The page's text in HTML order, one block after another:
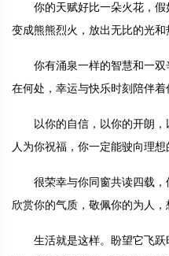
你的天赋好比一朵火花，假
变成熊熊烈火，放出无比的光
你有涌泉一样的智慧和一双
在何处，幸运与快乐时刻陪伴着
以你的自信，以你的开朗，
人为你祝福，你一定能驶向理
很荣幸与你同窗共读四载，
欣赏你的气质，敬佩你的为人，
生活就是这样。盼望它飞跃